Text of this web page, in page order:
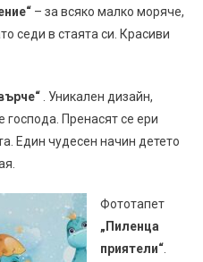
– за всяко малко моряче,
седи в стаята си. Красиви
. Уникален дизайн,
Пренасят се ери
Един чудесен начин детето
Фототапет
„Пиленца
приятели“.